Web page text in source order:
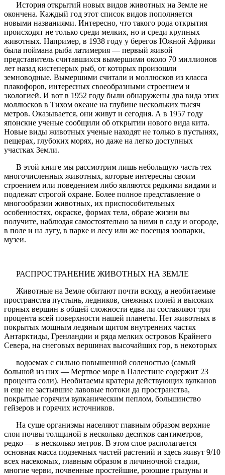
История открытий новых видов животных на Земле не
окончена. Каждый год этот список видов пополняется
новыми названиями. Интересно, что такого рода открытия
происходят не только среди мелких, но и среди крупных
животных. Например, в 1938 году у берегов Южной Африки
была поймана рыба латимерия — первый живой
представитель считавшихся вымершими около 70 миллионов
лет назад кистеперых рыб, от которых произошли
земноводные. Вымершими считали и моллюсков из класса
плакофоров, интересных своеобразными строением и
экологией. И вот в 1952 году были обнаружены два вида этих
моллюсков в Тихом океане на глубине нескольких тысяч
метров. Оказывается, они живут и сегодня. А в 1957 году
японские ученые сообщили об открытии нового вида кита.
Новые виды животных ученые находят не только в пустынях,
пещерах, глубоких морях, но даже на легко доступных
участках Земли.
В этой книге мы рассмотрим лишь небольшую часть тех
многочисленных животных, которые интересны своим
строением или поведением либо являются редкими видами и
подлежат строгой охране. Более полное представление о
многообразии животных, их приспособительных
особенностях, окраске, формах тела, образе жизни вы
получите, наблюдая самостоятельно за ними в саду и огороде,
в поле и на лугу, в парке и лесу или же посещая зоопарки,
музеи.
РАСПРОСТРАНЕНИЕ ЖИВОТНЫХ НА ЗЕМЛЕ
Животные на Земле обитают почти всюду, а необитаемые
пространства пустынь, ледников, снежных полей и высоких
горных вершин в общей сложности едва ли составляют три
процента всей поверхности нашей планеты. Нет животных в
покрытых мощным ледяным щитом внутренних частях
Антарктиды, Гренландии и ряда мелких островов Крайнего
Севера, на снеговых вершинах высочайших гор, в некоторых
водоемах с сильно повышенной соленостью (самый
большой из них — Мертвое море в Палестине содержит 23
процента соли). Необитаемы кратеры действующих вулканов
и еще не застывшие лавовые потоки да пространства,
покрытые горячим вулканическим пеплом, большинство
гейзеров и горячих источников.
На суше организмы населяют главным образом верхние
слои почвы толщиной в несколько десятков сантиметров,
редко — в несколько метров. В этом слое располагается
основная масса подземных частей растений и здесь живут 9/10
всех насекомых, главным образом в личиночной стадии,
многие черви, почвенные простейшие, роющие грызуны и